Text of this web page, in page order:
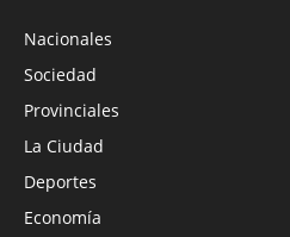
Nacionales
Sociedad
Provinciales
La Ciudad
Deportes
Economía